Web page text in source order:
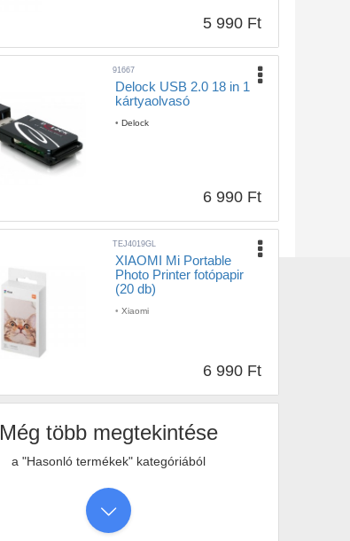
5 990 Ft
91667
Delock USB 2.0 18 in 1
kártyaolvasó
• Delock
6 990 Ft
TEJ4019GL
XIAOMI Mi Portable
Photo Printer fotópapir
(20 db)
• Xiaomi
6 990 Ft
Még több megtekintése
a "Hasonló termékek" kategóriából